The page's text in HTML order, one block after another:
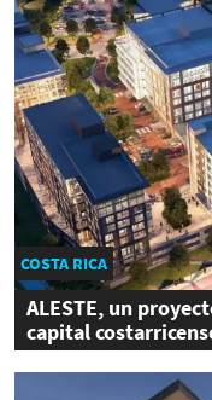
COSTA RICA
ALESTE, un
capital